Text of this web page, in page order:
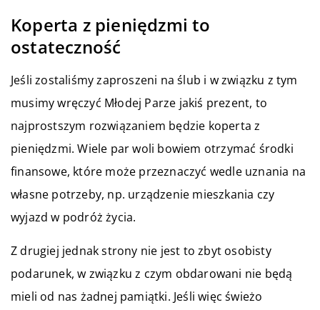
Koperta z pieniędzmi to
ostateczność
Jeśli zostaliśmy zaproszeni na ślub i w związku z tym
musimy wręczyć Młodej Parze jakiś prezent, to
najprostszym rozwiązaniem będzie koperta z
pieniędzmi. Wiele par woli bowiem otrzymać środki
finansowe, które może przeznaczyć wedle uznania na
własne potrzeby, np. urządzenie mieszkania czy
wyjazd w podróż życia.
Z drugiej jednak strony nie jest to zbyt osobisty
podarunek, w związku z czym obdarowani nie będą
mieli od nas żadnej pamiątki. Jeśli więc świeżo